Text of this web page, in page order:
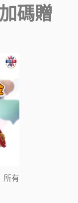
碼贈
所有